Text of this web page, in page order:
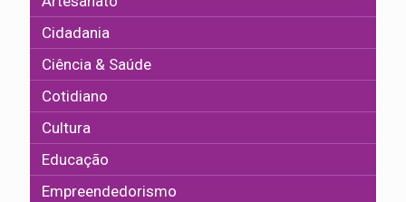
Cidadania
Ciência & Saúde
Cotidiano
Cultura
Educação
Empreendedorismo